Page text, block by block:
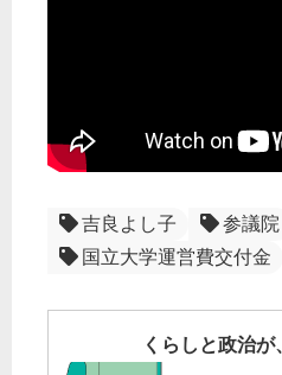
吉良よし子 参議院
国立大学運営費交付金
くらしと政治が